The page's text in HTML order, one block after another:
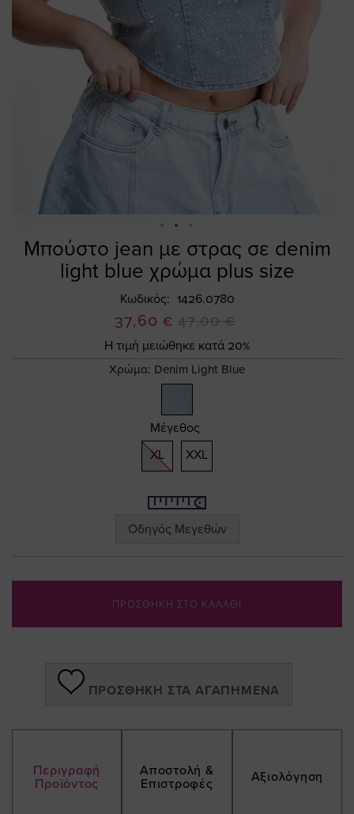
Μπούστο jean με στρας σε denim
light blue χρώμα plus size
Κωδικός 1426.0780
Ειδική
Τιμή
37,60 € 47,00 €
Η τιμή μειώθηκε κατά 20%
Χρώμα: Denim Light Blue
Μέγεθος
XL
XXL
Οδηγός Μεγεθών
ΠΡΟΣΘΗΚΗ ΣΤΟ ΚΑΛΑΘΙ
ΠΡΟΣΘΉΚΗ ΣΤΑ ΑΓΑΠΗΜΈΝΑ
Περιγραφή
Προϊόντος
Αποστολή &
Επιστροφές
Αξιολόγηση
Skip